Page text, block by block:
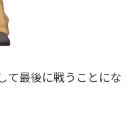
て最後に戦うことにな